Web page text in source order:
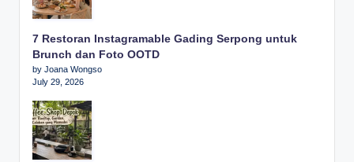
7 Restoran Instagramable Gading Serpong untuk
Brunch dan Foto OOTD
by Joana Wongso
July 29, 2026